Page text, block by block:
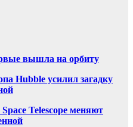
вышла на орбиту
Hubble усилил загадку
Telescope меняют